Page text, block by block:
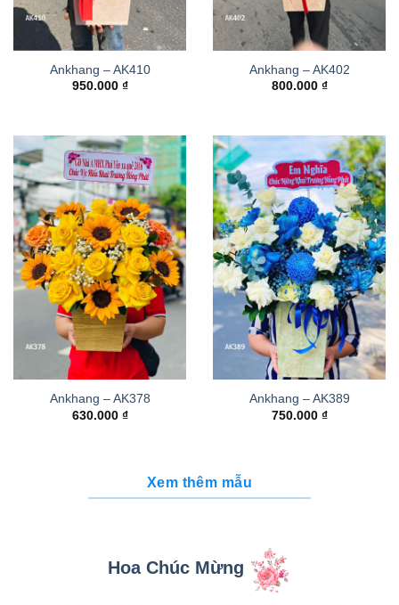
Ankhang – AK410
950.000 ₫
Ankhang – AK402
800.000 ₫
Ankhang – AK378
630.000 ₫
Ankhang – AK389
750.000 ₫
Xem thêm mẫu
Hoa Chúc Mừng